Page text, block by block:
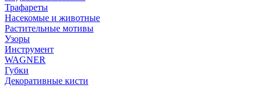
Трафареты
Насекомые и животные
Растительные мотивы
Узоры
Инструмент
WAGNER
Губки
Декоративные кисти